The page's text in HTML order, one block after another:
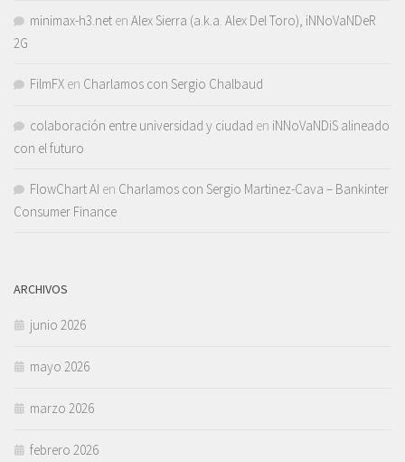
minimax-h3.net en Alex Sierra (a.k.a. Alex Del Toro), iNNoVaNDeR
2G
FilmFX en Charlamos con Sergio Chalbaud
colaboración entre universidad y ciudad en iNNoVaNDiS alineado
con el futuro
FlowChart AI en Charlamos con Sergio Martinez-Cava – Bankinter
Consumer Finance
ARCHIVOS
junio 2026
mayo 2026
marzo 2026
febrero 2026